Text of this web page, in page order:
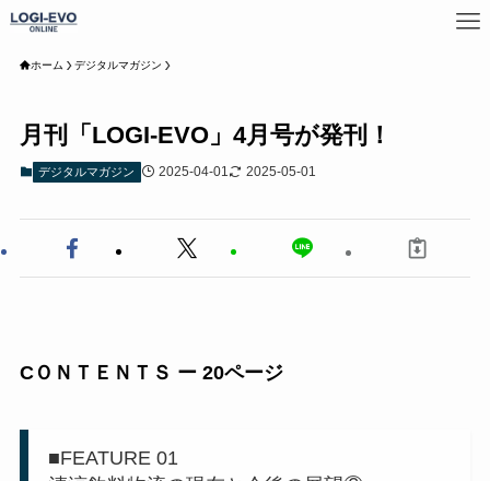
ホーム デジタルマガジン
月刊「LOGI-EVO」4月号が発刊！
デジタルマガジン 2025-04-01 2025-05-01
CＯＮＴＥＮＴＳ ー 20ページ
■FEATURE 01